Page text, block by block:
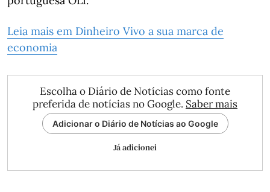
Leia mais em Dinheiro Vivo a sua marca de
economia
Escolha o Diário de Notícias como fonte
preferida de notícias no Google. Saber mais
Adicionar o Diário de Notícias ao Google
Já adicionei